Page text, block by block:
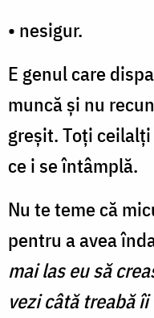
• nesigur.
E genul care
muncă şi nu
greşit. Toţi
ce i se întâmplă.
Nu te teme că
pentru a avea
mai las eu să
vezi câtă treabă îi